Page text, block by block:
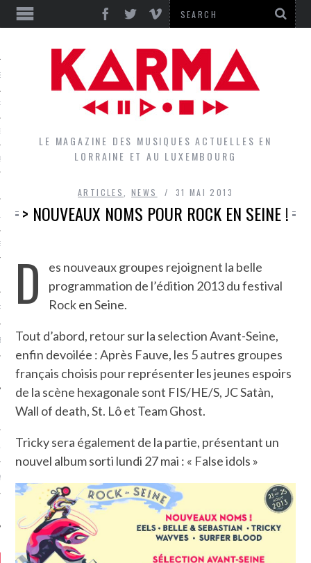
GROUPES DU LOCAL
LE LOCAL DU MAGAZINE
LE MAGAZINE DES MUSIQUES ACTUELLES EN
LORRAINE ET AU LUXEMBOURG
ARTICLES ,NEWS 31 MAI 2013
> NOUVEAUX NOMS POUR ROCK EN SEINE !
D
es nouveaux groupes rejoignent la belle
programmation de l’édition 2013 du festival
Rock en Seine.
Tout d’abord, retour sur la selection Avant-Seine,
enfin devoilée : Après Fauve, les 5 autres groupes
français choisis pour représenter les jeunes espoirs
de la scène hexagonale sont FIS/HE/S, JC Satàn,
Wall of death, St. Lô et Team Ghost.
Tricky sera également de la partie, présentant un
nouvel album sorti lundi 27 mai : « False idols »